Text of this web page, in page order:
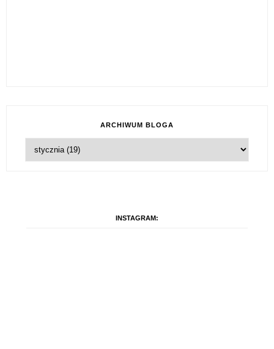
ARCHIWUM BLOGA
INSTAGRAM: